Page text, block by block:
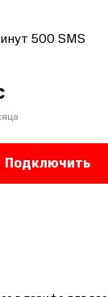
500SMS
Подключить